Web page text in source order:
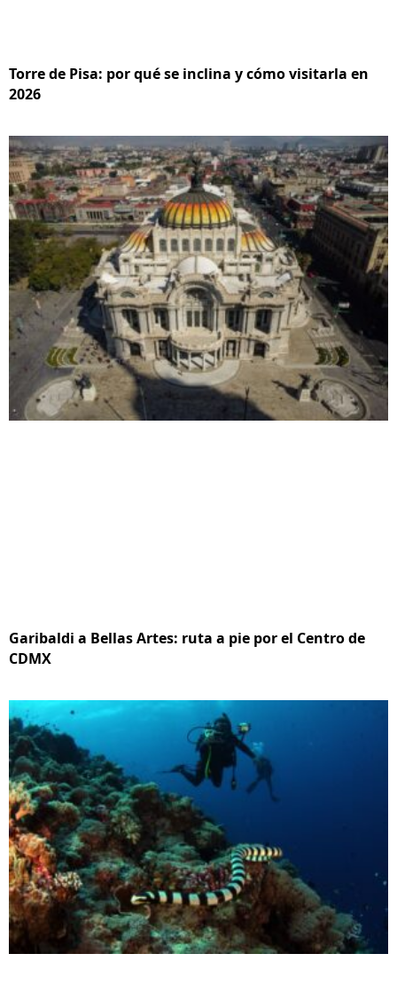
Torre de Pisa: por qué se inclina y cómo visitarla en
2026
Garibaldi a Bellas Artes: ruta a pie por el Centro de
CDMX